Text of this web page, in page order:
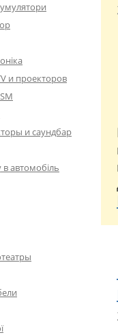
и проекторов
и саундбар
в автомобіль